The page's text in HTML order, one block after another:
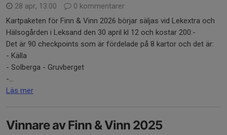
28 apr, 13:00
0 kommentarer
Kartpaketen för Finn & Vinn 2026 börjar säljas vid Lekextra och
Hälsogården i Leksand den 30 april kl 12 och kostar 200:-
Det är 90 checkpoints som är fördelade på 8 kartor och det är:
- Källa
- Solberga - Gruvberget
-...
Läs mer
Vinnare av Finn & Vinn 2025